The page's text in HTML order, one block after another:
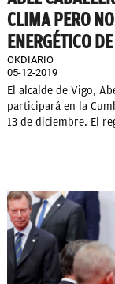
CLIMA PERO
ENERGÉTICO
OKDIARIO
05-12-2019
El alcalde de Vigo,
participará en la
13 de diciembre. El